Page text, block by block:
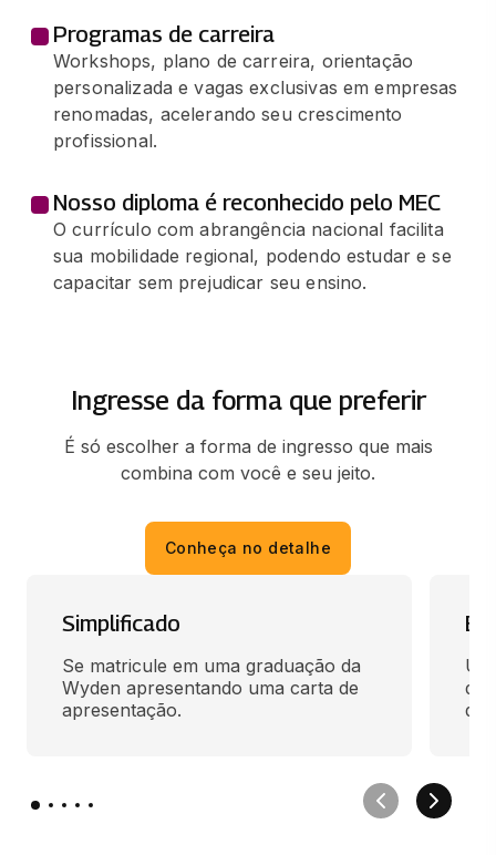
EDUCAÇÃO ESPECIAL
65 horas
BÁSICA
132 horas
SUPERVISÃO E ORIENTAÇÃO
TÓPICOS EM LIBRAS: SURDEZ E
INCLUSÃO
66 horas
116 horas
GESTÃO ESCOLAR
66 horas
PROJETO DE PESQUISA EM EDUCAÇÃO
66 horas
Programas de carreira
Workshops, plano de carreira, orientação
personalizada e vagas exclusivas em empresas
renomadas, acelerando seu crescimento
profissional.
Nosso diploma é reconhecido pelo MEC
O currículo com abrangência nacional facilita
sua mobilidade regional, podendo estudar e se
capacitar sem prejudicar seu ensino.
Ingresse da forma que preferir
É só escolher a forma de ingresso que mais
combina com você e seu jeito.
Conheça no detalhe
Simplificado
Se matricule em uma graduação da
Wyden apresentando uma carta de
apresentação.